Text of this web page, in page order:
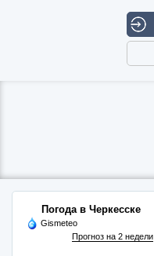
Погода в Черкесске
Gismeteo
Прогноз на 2 недели